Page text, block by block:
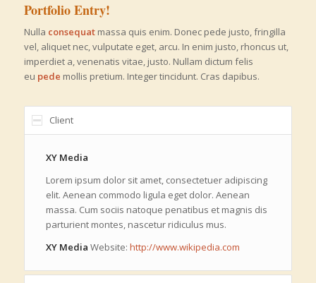
Portfolio Entry!
Nulla consequatmassa quis enim. Donec pede justo, fringilla
vel, aliquet nec, vulputate eget, arcu. In enim justo, rhoncus ut,
imperdiet a, venenatis vitae, justo. Nullam dictum felis
eu pede mollis pretium. Integer tincidunt. Cras dapibus.
Client
XY Media
Lorem ipsum dolor sit amet, consectetuer adipiscing
elit. Aenean commodo ligula eget dolor. Aenean
massa. Cum sociis natoque penatibus et magnis dis
parturient montes, nascetur ridiculus mus.
XY Media Website: http://www.wikipedia.com